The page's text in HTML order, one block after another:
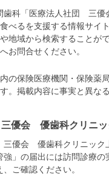
歯科「医療法人社団 三優
べるを支援する情報サイ
や地域から検索すること
お問合せください。
の保険医療機関・保険薬
。掲載内容に事実と異な
優会 優歯科クリニッ
三優会 優歯科クリニック
強」の届出には訪問診療
ご確認ください。